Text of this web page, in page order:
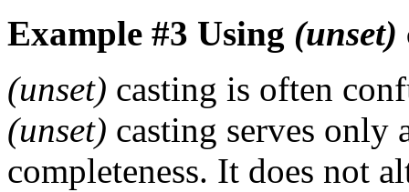
Example #3 Using (unset)
(unset) casting is often
(unset) casting serves only
completeness. It does not